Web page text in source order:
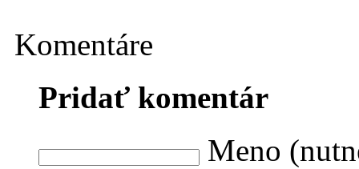
Komentáre
Pridať komentár
Meno